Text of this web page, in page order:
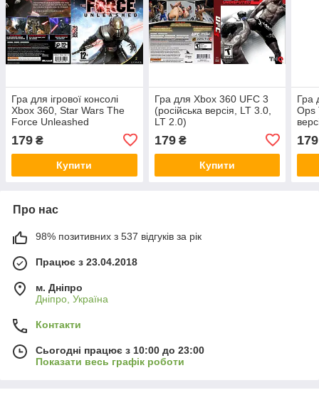
Гра для ігрової консолі
Xbox 360, Star Wars The
Force Unleashed
(російська версія, (LT 3.0,
LT 2.0)
179 ₴
Купити
Гра для Xbox 360 UFC 3
(російська версія, LT 3.0,
LT 2.0)
179₴
Купити
Гра
Ops
179
Про нас
98% позитивних з 537 відгуків за рік
Працює з 23.04.2018
м. Дніпро
Дніпро, Україна
Контакти
Сьогодні працює з 10:00 до 23:00
Показати весь графік роботи